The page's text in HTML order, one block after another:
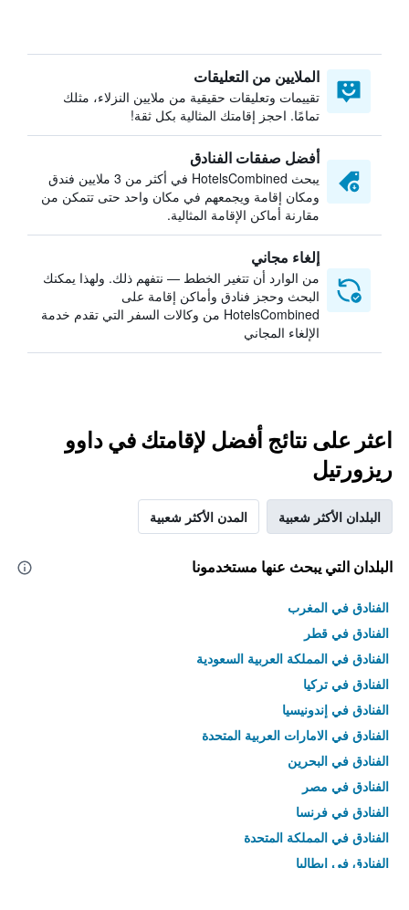
الملايين من التعليقات
تقييمات وتعليقات حقيقية من ملايين النزلاء، مثلك
تمامًا. احجز إقامتك المثالية بكل ثقة!
أفضل صفقات الفنادق
يبحث HotelsCombined في أكثر من 3 ملايين فندق
ومكان إقامة ويجمعهم في مكان واحد حتى تتمكن من
مقارنة أماكن الإقامة المثالية.
إلغاء مجاني
من الوارد أن تتغير الخطط — نتفهم ذلك. ولهذا يمكنك
البحث وحجز فنادق وأماكن إقامة على
HotelsCombined من وكالات السفر التي تقدم خدمة
الإلغاء المجاني
اعثر على نتائج أفضل لإقامتك في داوو
ريزورتيل
البلدان الأكثر شعبية المدن الأكثر شعبية
البلدان التي يبحث عنها مستخدمونا
الفنادق في المغرب
الفنادق في قطر
الفنادق في المملكة العربية السعودية
الفنادق في تركيا
الفنادق في إندونيسيا
الفنادق في الامارات العربية المتحدة
الفنادق في البحرين
الفنادق في مصر
الفنادق في فرنسا
الفنادق في المملكة المتحدة
الفنادق في إيطاليا